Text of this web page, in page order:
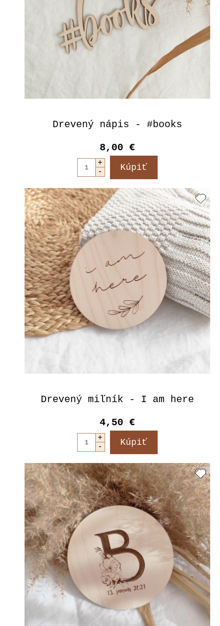
Drevený nápis - #books
8,00 €
Drevený miľník - I am here
4,50 €